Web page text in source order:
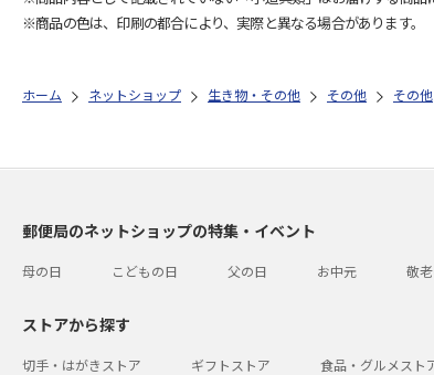
※商品の色は、印刷の都合により、実際と異なる場合があります。
ホーム ネットショップ 生き物・その他 その他 その他
郵便局のネットショップの特集・イベント
母の日 こどもの日 父の日 お中元 敬
ストアから探す
切手・はがきストア ギフトストア 食品・グルメスト